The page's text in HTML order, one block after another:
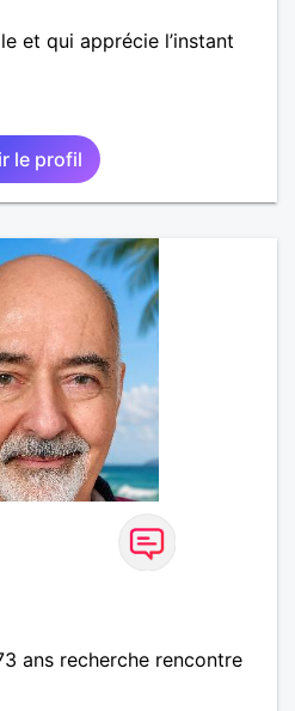
et qui apprécie l’instant
le profil
ans recherche rencontre